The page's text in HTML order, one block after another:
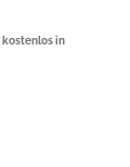
in